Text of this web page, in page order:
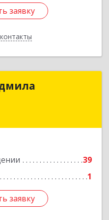
заявку
заявку
39
1
заявку
Людмила
Подробнее
заявку